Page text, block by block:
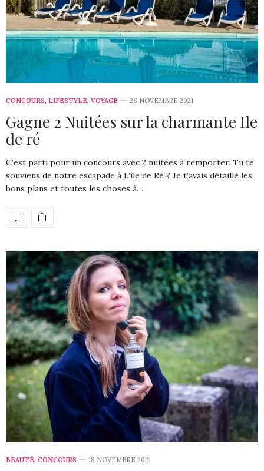
CONCOURS, LIFESTYLE, VOYAGE 28 NOVEMBRE 2021
Gagne 2 Nuitées sur la charmante Ile
de ré
C’est parti pour un concours avec 2 nuitées à remporter. Tu te
souviens de notre escapade à L’île de Ré ? Je t’avais détaillé les
bons plans et toutes les choses à…
BEAUTÉ, CONCOURS 18 NOVEMBRE 2021